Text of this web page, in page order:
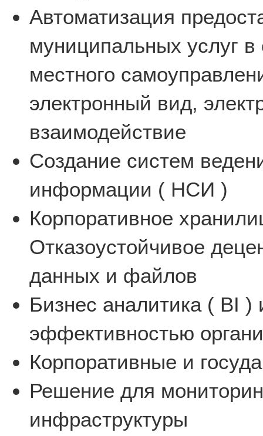
Автоматизация
муниципальных услуг в
местного
электронный вид,
взаимодействие
Создание систем
информации ( НСИ )
Корпоративное
Отказоустойчивое
данных и файлов
Бизнес аналитика ( BI )
эффективностью
Корпоративные и
Решение для
инфраструктуры